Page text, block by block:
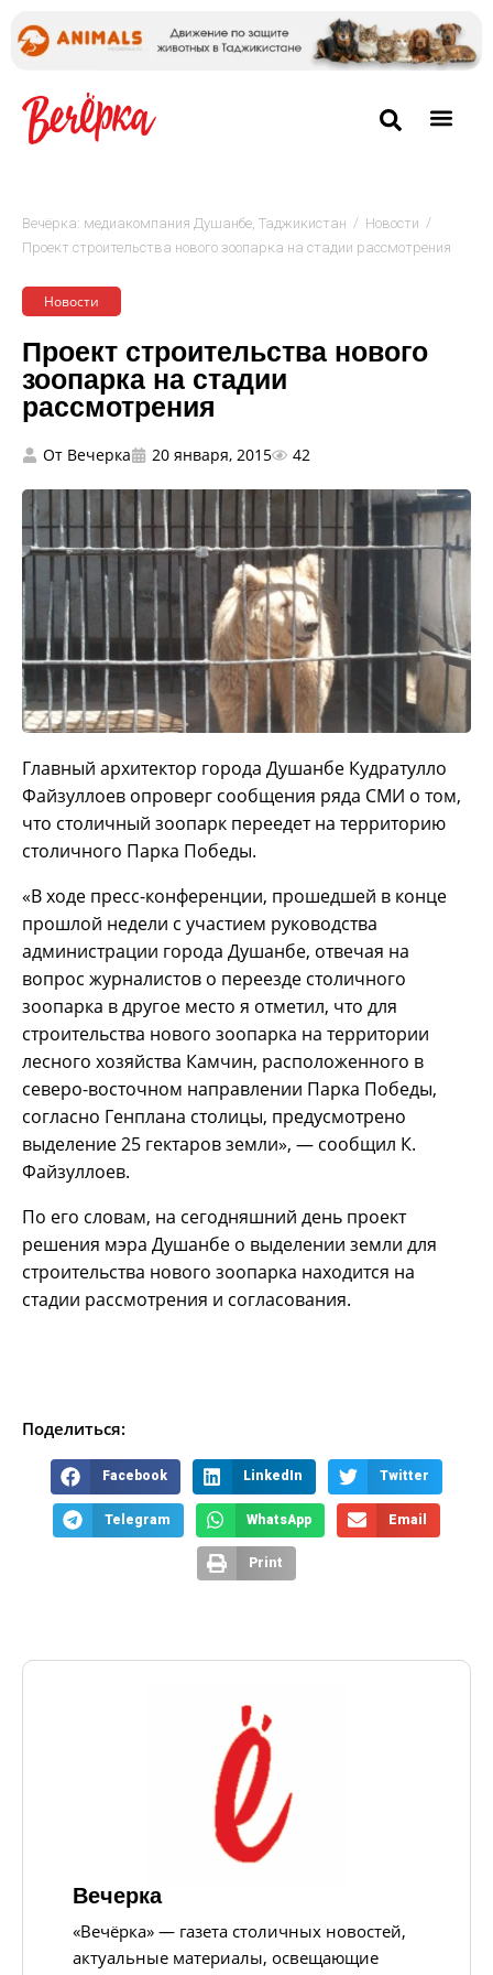
Вечёрка: медиакомпания Душанбе, Таджикистан / Новости /
Проект строительства нового зоопарка на стадии рассмотрения
Новости
Проект строительства нового
зоопарка на стадии
рассмотрения
От Вечерка 20 января, 2015 42
Главный архитектор города Душанбе Кудратулло
Файзуллоев опроверг сообщения ряда СМИ о том,
что столичный зоопарк переедет на территорию
столичного Парка Победы.
«В ходе пресс-конференции, прошедшей в конце
прошлой недели с участием руководства
администрации города Душанбе, отвечая на
вопрос журналистов о переезде столичного
зоопарка в другое место я отметил, что для
строительства нового зоопарка на территории
лесного хозяйства Камчин, расположенного в
северо-восточном направлении Парка Победы,
согласно Генплана столицы, предусмотрено
выделение 25 гектаров земли», — сообщил К.
Файзуллоев.
По его словам, на сегодняшний день проект
решения мэра Душанбе о выделении земли для
строительства нового зоопарка находится на
стадии рассмотрения и согласования.
Поделиться:
Facebook LinkedIn Twitter
Telegram WhatsApp Email
Print
Вечерка
«Вечёрка» — газета столичных новостей,
актуальные материалы, освещающие